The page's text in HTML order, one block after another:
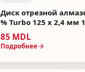
Диск отрезной
% Turbo 125 х 2,4 мм
Intertool
85 MDL
Подробнее